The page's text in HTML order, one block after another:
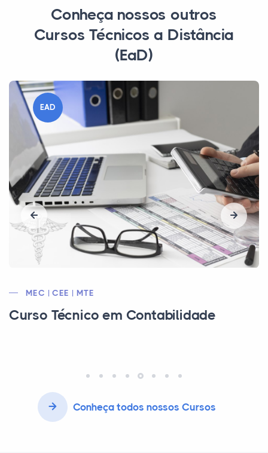
Conheça nossos outros
Cursos Técnicos a Distância
(EaD)
EAD
MEC | CEE | MTE
Curso Técnico em Contabilidade
Conheça todos nossos Cursos